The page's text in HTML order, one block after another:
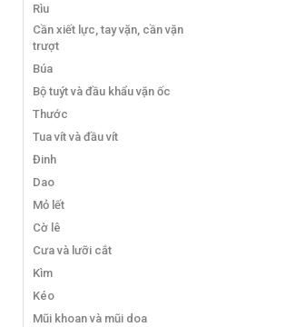
Rìu
Cần xiết lực, tay vặn, cần vặn
trượt
Búa
Bộ tuýt và đầu khẩu vặn ốc
Thước
Tua vít và đầu vít
Đinh
Dao
Mỏ lết
Cờ lê
Cưa và lưỡi cắt
Kìm
Kéo
Mũi khoan và mũi doa